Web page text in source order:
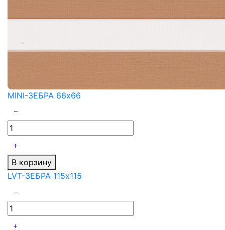
MINI-ЗЕБРА 66x66
В корзину
LVT-ЗЕБРА 115x115